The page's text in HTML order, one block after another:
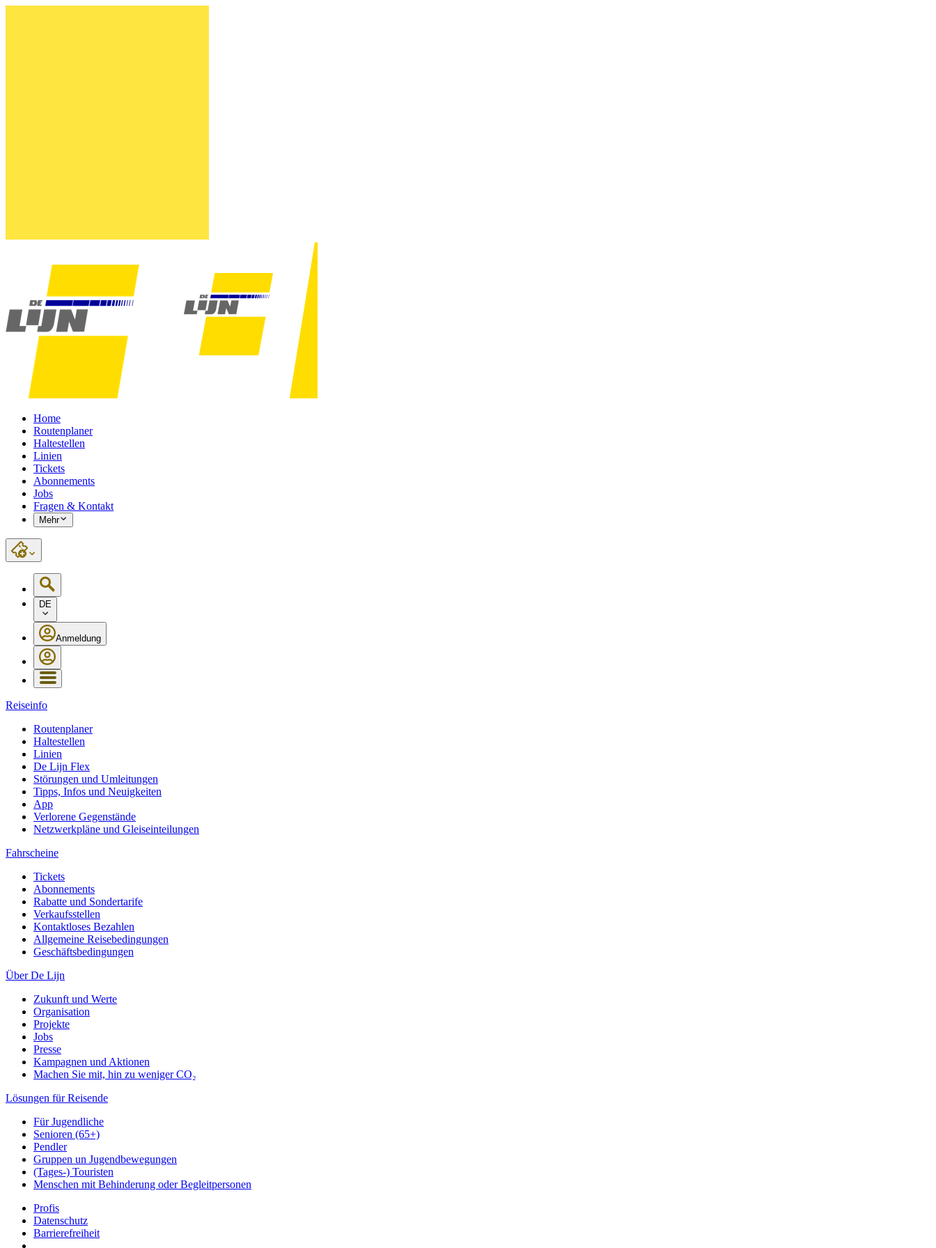
Home
Routenplaner
Haltestellen
Linien
Tickets
Abonnements
Jobs
Fragen & Kontakt
Mehr
DE
Anmeldung
Reiseinfo
Routenplaner
Haltestellen
Linien
De Lijn Flex
Störungen und Umleitungen
Tipps, Infos und Neuigkeiten
App
Verlorene Gegenstände
Netzwerkpläne und Gleiseinteilungen
Fahrscheine
Tickets
Abonnements
Rabatte und Sondertarife
Verkaufsstellen
Kontaktloses Bezahlen
Allgemeine Reisebedingungen
Geschäftsbedingungen
Über De Lijn
Zukunft und Werte
Organisation
Projekte
Jobs
Presse
Kampagnen und Aktionen
Machen Sie mit, hin zu weniger CO₂
Lösungen für Reisende
Für Jugendliche
Senioren (65+)
Pendler
Gruppen un Jugendbewegungen
(Tages-) Touristen
Menschen mit Behinderung oder Begleitpersonen
Profis
Datenschutz
Barrierefreiheit